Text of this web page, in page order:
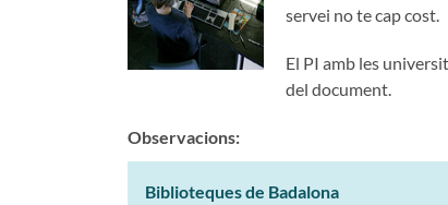
servei no te cap cost.
El PI amb les
del document.
Observacions:
Biblioteques de Badalona